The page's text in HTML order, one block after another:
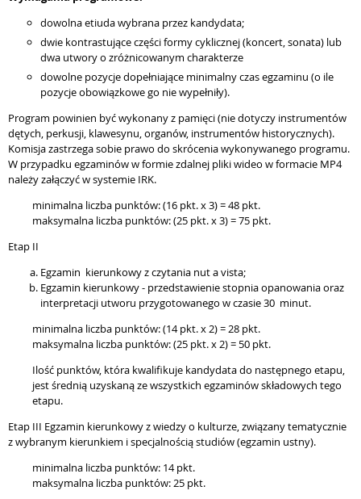
dowolna etiuda wybrana przez kandydata;
dwie kontrastujące części formy cyklicznej (koncert, sonata) lub
dwa utwory o zróżnicowanym charakterze
dowolne pozycje dopełniające minimalny czas egzaminu (o ile
pozycje obowiązkowe go nie wypełniły).
Program powinien być wykonany z pamięci (nie dotyczy instrumentów
dętych, perkusji, klawesynu, organów, instrumentów historycznych).
Komisja zastrzega sobie prawo do skrócenia wykonywanego programu.
W przypadku egzaminów w formie zdalnej pliki wideo w formacie MP4
należy załączyć w systemie IRK.
minimalna liczba punktów: (16 pkt. x 3) = 48 pkt.
maksymalna liczba punktów: (25 pkt. x 3) = 75 pkt.
Etap II
Egzamin kierunkowy z czytania nut a vista;
Egzamin kierunkowy - przedstawienie stopnia opanowania oraz
interpretacji utworu przygotowanego w czasie 30 minut.
minimalna liczba punktów: (14 pkt. x 2) = 28 pkt.
maksymalna liczba punktów: (25 pkt. x 2) = 50 pkt.
Ilość punktów, która kwalifikuje kandydata do następnego etapu,
jest średnią uzyskaną ze wszystkich egzaminów składowych tego
etapu.
Etap III Egzamin kierunkowy z wiedzy o kulturze, związany tematycznie
z wybranym kierunkiem i specjalnością studiów (egzamin ustny).
minimalna liczba punktów: 14 pkt.
maksymalna liczba punktów: 25 pkt.